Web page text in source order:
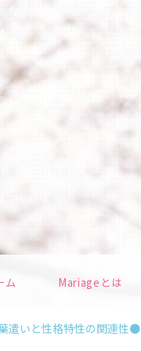
ム Mariageとは
遣いと性格特性の関連性●